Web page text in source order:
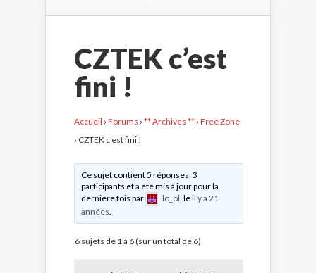
CZTEK c’est
fini !
Accueil › Forums › ** Archives ** › Free Zone
› CZTEK c’est fini !
Ce sujet contient 5 réponses, 3
participants et a été mis à jour pour la
dernière fois par
lo_ol , leil y a 21
années
6 sujets de 1 à 6 (sur un total de 6)